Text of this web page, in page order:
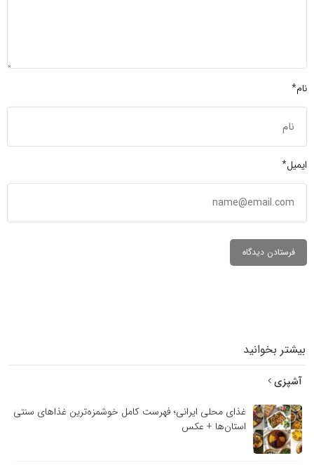
نام*
ایمیل*
بیشتر بخوانید
آشپزی
غذای محلی ایرانی؛ فهرست کامل خوشمزه‌ترین غذاهای سنتی
استان‌ها + عکس